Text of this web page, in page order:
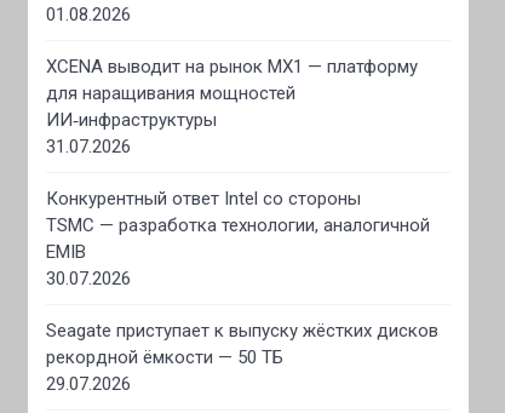
01.08.2026
XCENA выводит на рынок MX1 — платформу
для наращивания мощностей
ИИ‑инфраструктуры
31.07.2026
Конкурентный ответ Intel со стороны
TSMC — разработка технологии, аналогичной
EMIB
30.07.2026
Seagate приступает к выпуску жёстких дисков
рекордной ёмкости — 50 ТБ
29.07.2026